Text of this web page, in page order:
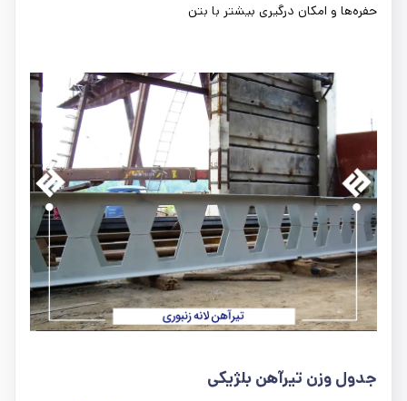
حفره‌ها و امکان درگیری بیشتر با بتن
جدول وزن تیرآهن بلژیکی